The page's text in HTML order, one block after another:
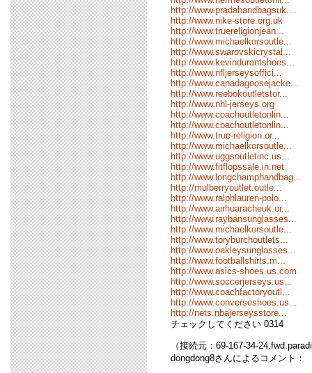
http://www.pradahandbagsuk....
http://www.nike-store.org.uk
http://www.truereligionjean...
http://www.michaelkorsoutle...
http://www.swarovskicrystal...
http://www.kevindurantshoes...
http://www.nfljerseysoffici...
http://www.canadagoosejacke...
http://www.reebokoutletstor...
http://www.nhl-jerseys.org
http://www.coachoutletonlin...
http://www.coachoutletonlin...
http://www.true-religion.or...
http://www.michaelkorsoutle...
http://www.uggsoutletinc.us...
http://www.fitflopssale.in.net
http://www.longchamphandbag...
http://mulberryoutlet.outle...
http://www.ralphlauren-polo...
http://www.airhuaracheuk.or...
http://www.raybansunglasses...
http://www.michaelkorsoutle...
http://www.toryburchoutlets...
http://www.oakleysunglasses...
http://www.footballshirts.m...
http://www.asics-shoes.us.com
http://www.soccerjerseys.us...
http://www.coachfactoryoutl...
http://www.converseshoes.us...
http://nets.nbajerseysstore...
チェックしてください 0314
（接続元：69-167-34-
dongdong8さんによるコメント：